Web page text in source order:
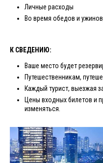
Личные расходы
Во время обедов и
К СВЕДЕНИЮ:
Ваше место будет
Путешественникам,
Каждый турист, выезжая
Цены входных билетов и
изменяться.